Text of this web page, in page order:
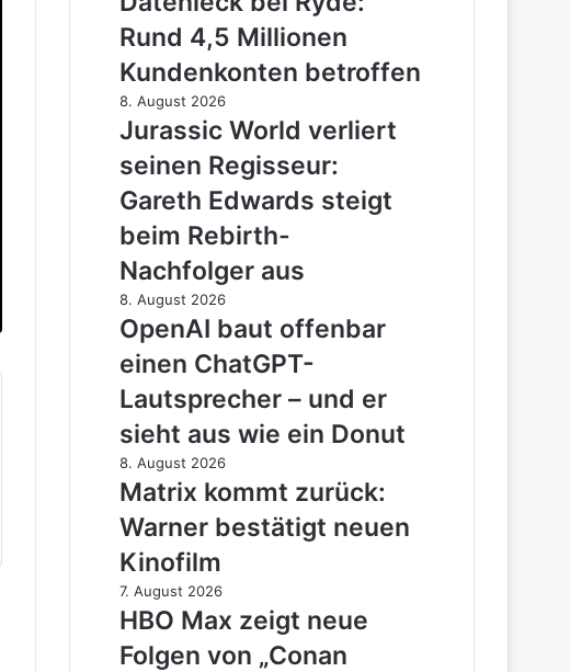
HARPOON
v2
Ryde:
Rund
4,5
Millionen
Kundenkonten
betroffen
Rund 4,5 Millionen
Kundenkonten betroffen
Jurassic
World
verliert
seinen
Regisseur:
Gareth
Edwards
steigt
beim
Rebirth-
Nachfolger
aus
8. August 2026
Jurassic World verliert
seinen Regisseur:
Gareth Edwards steigt
beim Rebirth-
Nachfolger aus
OpenAI
baut
offenbar
einen
ChatGPT-
Lautsprecher
–
und
er
sieht
aus
wie
ein
Donut
8. August 2026
OpenAI baut offenbar
einen ChatGPT-
Lautsprecher – und er
sieht aus wie ein Donut
Matrix
kommt
zurück:
Warner
bestätigt
neuen
Kinofilm
8. August 2026
Matrix kommt zurück:
Warner bestätigt neuen
Kinofilm
HBO
Max
neue
7. August 2026
HBO Max zeigt neue
Folgen von „Conan